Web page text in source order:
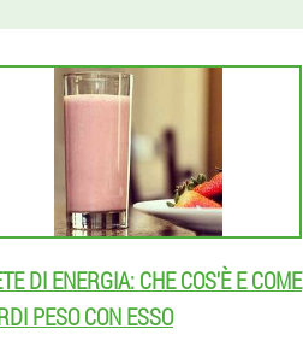
DI ENERGIA: CHE COS'È E COME
PESO CON ESSO